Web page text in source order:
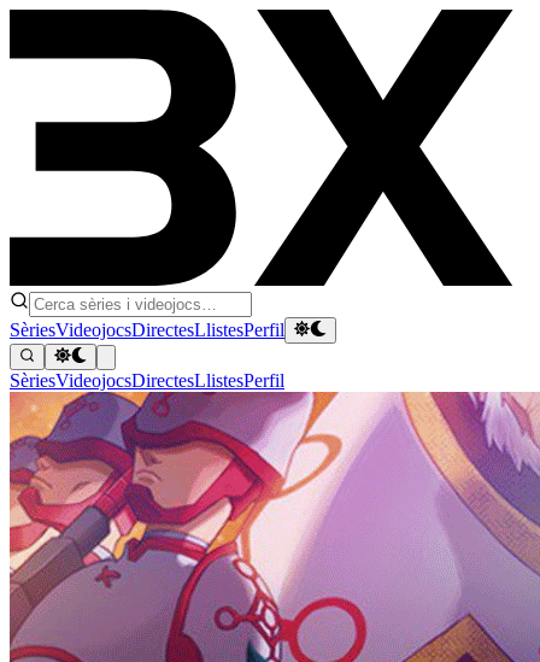
SèriesVideojocsDirectesLlistesPerfil
SèriesVideojocsDirectesLlistesPerfil